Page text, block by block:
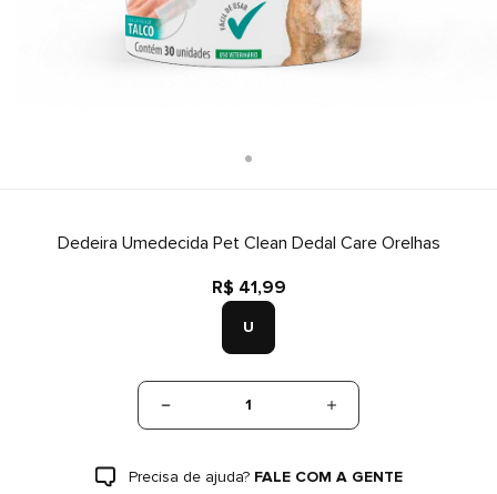
Dedeira Umedecida Pet Clean Dedal Care Orelhas
R$ 41,99
U
1
Precisa de ajuda? FALE COM A GENTE